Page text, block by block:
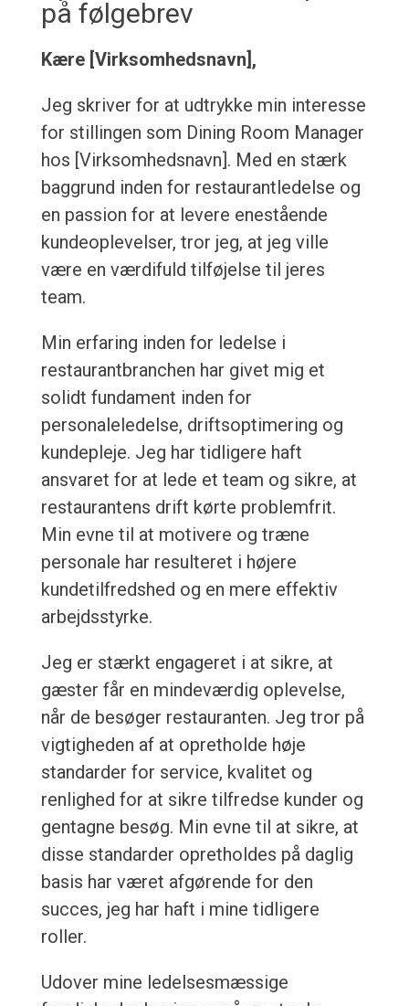
på følgebrev
Kære [Virksomhedsnavn],
Jeg skriver for at udtrykke min interesse
for stillingen som Dining Room Manager
hos [Virksomhedsnavn]. Med en stærk
baggrund inden for restaurantledelse og
en passion for at levere enestående
kundeoplevelser, tror jeg, at jeg ville
være en værdifuld tilføjelse til jeres
team.
Min erfaring inden for ledelse i
restaurantbranchen har givet mig et
solidt fundament inden for
personaleledelse, driftsoptimering og
kundepleje. Jeg har tidligere haft
ansvaret for at lede et team og sikre, at
restaurantens drift kørte problemfrit.
Min evne til at motivere og træne
personale har resulteret i højere
kundetilfredshed og en mere effektiv
arbejdsstyrke.
Jeg er stærkt engageret i at sikre, at
gæster får en mindeværdig oplevelse,
når de besøger restauranten. Jeg tror på
vigtigheden af at opretholde høje
standarder for service, kvalitet og
renlighed for at sikre tilfredse kunder og
gentagne besøg. Min evne til at sikre, at
disse standarder opretholdes på daglig
basis har været afgørende for den
succes, jeg har haft i mine tidligere
roller.
Udover mine ledelsesmæssige